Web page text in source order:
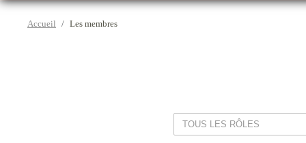
Accueil Les membres